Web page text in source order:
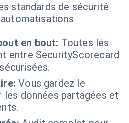
standards de sécurité
en bout: Toutes les
entre SecurityScorecard
Vous gardez le
données partagées et